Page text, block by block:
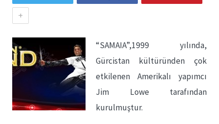
+
“SAMAIA”,1999 yılında,
Gürcistan kültüründen çok
etkilenen Amerikalı yapımcı
Jim Lowe tarafından
kurulmuştur.